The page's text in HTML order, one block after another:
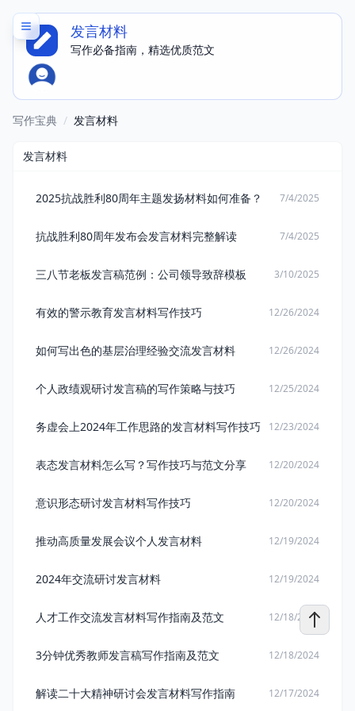
发言材料
写作必备指南，精选优质范文
写作宝典 / 发言材料
发言材料
2025抗战胜利80周年主题发扬材料如何准备？ 7/4/2025
抗战胜利80周年发布会发言材料完整解读 7/4/2025
三八节老板发言稿范例：公司领导致辞模板 3/10/2025
有效的警示教育发言材料写作技巧 12/26/2024
如何写出色的基层治理经验交流发言材料 12/26/2024
个人政绩观研讨发言稿的写作策略与技巧 12/25/2024
务虚会上2024年工作思路的发言材料写作技巧 12/23/2024
表态发言材料怎么写？写作技巧与范文分享 12/20/2024
意识形态研讨发言材料写作技巧 12/20/2024
推动高质量发展会议个人发言材料 12/19/2024
2024年交流研讨发言材料 12/19/2024
人才工作交流发言材料写作指南及范文 12/18/2024
3分钟优秀教师发言稿写作指南及范文 12/18/2024
解读二十大精神研讨会发言材料写作指南 12/17/2024